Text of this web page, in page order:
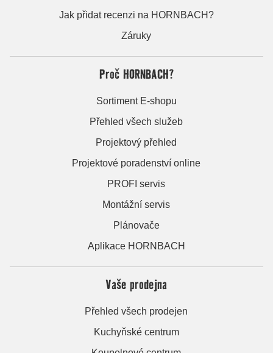
Jak přidat recenzi na HORNBACH?
Záruky
Proč HORNBACH?
Sortiment E-shopu
Přehled všech služeb
Projektový přehled
Projektové poradenství online
PROFI servis
Montážní servis
Plánovače
Aplikace HORNBACH
Vaše prodejna
Přehled všech prodejen
Kuchyňské centrum